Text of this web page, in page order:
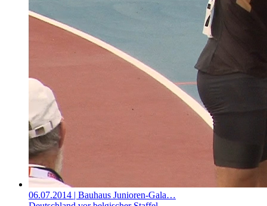
06.07.2014 | Bauhaus Junioren-Gala…